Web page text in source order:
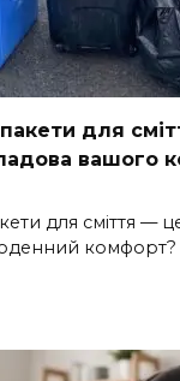
пакети для
вашого
для сміття —
комфорт?